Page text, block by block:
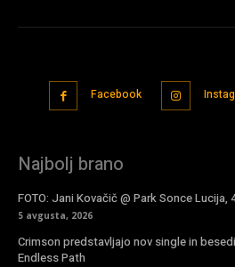
Facebook
Najbolj brano
FOTO: Jani Kovačič @ Park Sonce Lucija,
5 avgusta, 2026
Crimson predstavljajo nov single in
Endless Path